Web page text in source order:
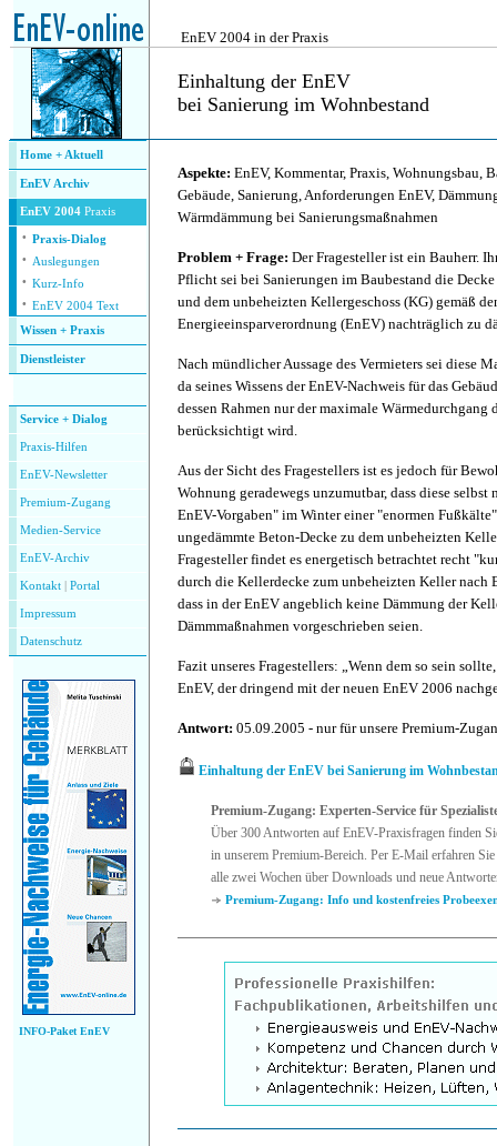
EnEV 2004 in der Praxis
Einhaltung der EnEV
bei Sanierung im Wohnbestand
Home + Aktuell
EnEV Archiv
EnEV 2004 Praxis
· Praxis-Dialog
· Auslegungen
· Kurz-Info
· EnEV 2004 Text
Wissen + Praxis
Dienstleister
Service + Dialog
Praxis-Hilfen
EnEV-Newsletter
Premium-Zugang
Medien-Service
EnEV-Archiv
Kontakt Portal
Impressum
Datenschutz
INFO-Paket EnEV
Aspekte: EnEV, Kommentar, Praxis, Wohnungsbau,
Gebäude, Sanierung, Anforderungen EnEV,
Wärmdämmung bei Sanierungsmaßnahmen
Problem + Frage: Der Fragesteller ist ein Bauherr.
Pflicht sei bei Sanierungen im Baubestand die
und dem unbeheizten Kellergeschoss (KG) gemäß
Energieeinsparverordnung (EnEV) nachträglich zu
Nach mündlicher Aussage des Vermieters sei diese
da seines Wissens der EnEV-Nachweis für das
dessen Rahmen nur der maximale
berücksichtigt wird.
Aus der Sicht des Fragestellers ist es jedoch für
Wohnung geradewegs unzumutbar, dass diese selbst
EnEV-Vorgaben" im Winter einer "enormen
ungedämmte Beton-Decke zu dem unbeheizten
Fragesteller findet es energetisch betrachtet recht
durch die Kellerdecke zum unbeheizten Keller nach
dass in der EnEV angeblich keine Dämmung der
Dämmmaßnahmen vorgeschrieben seien.
Fazit unseres Fragestellers: „Wenn dem so sein
EnEV, der dringend mit der neuen EnEV 2006
Antwort: 05.09.2005 - nur für unsere Premium-
Einhaltung der EnEV bei Sanierung im
Premium-Zugang: Experten-Service für
Über 300 Antworten auf EnEV-Praxisfragen finden
in unserem Premium-Bereich. Per E-Mail erfahren Sie
alle zwei Wochen über Downloads und neue
Premium-Zugang: Info und kostenfreies